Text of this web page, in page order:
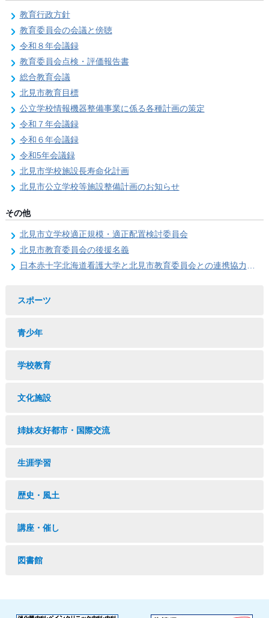
教育行政方針
教育委員会の会議と傍聴
令和８年会議録
教育委員会点検・評価報告書
総合教育会議
北見市教育目標
公立学校情報機器整備事業に係る各種計画の策定
令和７年会議録
令和６年会議録
令和5年会議録
北見市学校施設長寿命化計画
北見市公立学校等施設整備計画のお知らせ
その他
北見市立学校適正規模・適正配置検討委員会
北見市教育委員会の後援名義
日本赤十字北海道看護大学と北見市教育委員会との連携協力に関する協定の締結
スポーツ
青少年
学校教育
文化施設
姉妹友好都市・国際交流
生涯学習
歴史・風土
講座・催し
図書館